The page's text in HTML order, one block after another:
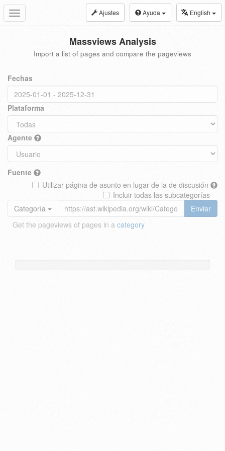
Toggle
navigation
Ajustes Ayuda English
Massviews Analysis
Import a list of pages and compare the pageviews
Fechas
Plataforma
Agente
Fuente
Utilizar página de asunto en lugar de la de discusión
Incluir todas las subcategorías
Categoría
Enviar
Get the pageviews of pages in a category